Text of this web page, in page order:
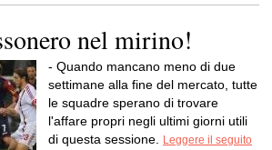
nel mirino!
- Quando mancano meno di due
settimane alla fine del mercato, tutte
le squadre sperano di trovare
l'affare propri negli ultimi giorni utili
di questa sessione.
Leggere il seguito